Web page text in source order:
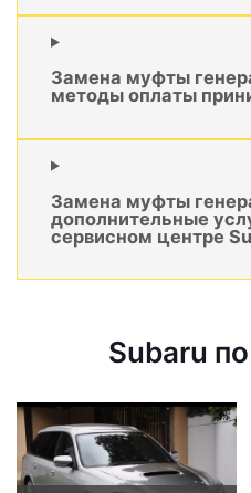
Замена муфты
методы оплаты
Замена муфты
дополнительные
сервисном центре
Subaru